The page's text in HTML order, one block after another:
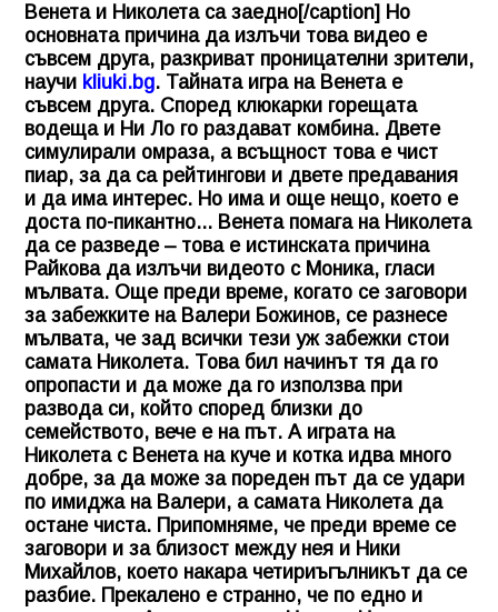
Венета и Николета са заедно[/caption] Но
основната причина да излъчи това видео е
съвсем друга, разкриват проницателни зрители,
научи kliuki.bg. Тайната игра на Венета е
съвсем друга. Според клюкарки горещата
водеща и Ни Ло го раздават комбина. Двете
симулирали омраза, а всъщност това е чист
пиар, за да са рейтингови и двете предавания
и да има интерес. Но има и още нещо, което е
доста по-пикантно... Венета помага на Николета
да се разведе – това е истинската причина
Райкова да излъчи видеото с Моника, гласи
мълвата. Още преди време, когато се заговори
за забежките на Валери Божинов, се разнесе
мълвата, че зад всички тези уж забежки стои
самата Николета. Това бил начинът тя да го
опропасти и да може да го използва при
развода си, който според близки до
семейството, вече е на път. А играта на
Николета с Венета на куче и котка идва много
добре, за да може за пореден път да се удари
по имиджа на Валери, а самата Николета да
остане чиста. Припомняме, че преди време се
заговори и за близост между нея и Ники
Михайлов, което накара четириъгълникът да се
разбие. Прекалено е странно, че по едно и